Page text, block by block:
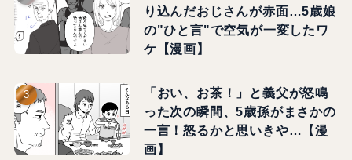
り込んだおじさんが赤面…5歳娘
の"ひと言"で空気が一変したワ
ケ【漫画】
「おい、お茶！」と義父が怒鳴
った次の瞬間、5歳孫がまさかの
一言！怒るかと思いきや…【漫
画】